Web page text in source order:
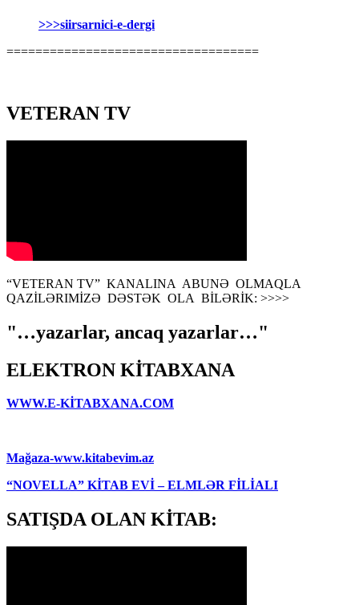
>>>siirsarnici-e-dergi
===================================
VETERAN TV
“VETERAN TV” KANALINA ABUNƏ OLMAQLA
QAZİLƏRIMİZƏ DƏSTƏK OLA BİLƏRİK: >>>>
"…yazarlar, ancaq yazarlar…"
ELEKTRON KİTABXANA
WWW.E-KİTABXANA.COM
Mağaza-www.kitabevim.az
“NOVELLA” KİTAB EVİ – ELMLƏR FİLİALI
SATIŞDA OLAN KİTAB: